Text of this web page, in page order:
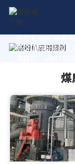
作为专业的 煤磨
高价值的粉体加工
煤